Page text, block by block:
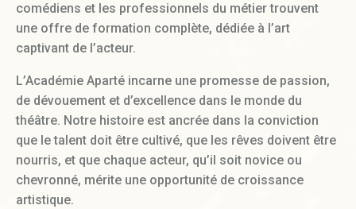
comédiens et les professionnels du métier trouvent
une offre de formation complète, dédiée à l’art
captivant de l’acteur.
L’Académie Aparté incarne une promesse de passion,
de dévouement et d’excellence dans le monde du
théâtre. Notre histoire est ancrée dans la conviction
que le talent doit être cultivé, que les rêves doivent être
nourris, et que chaque acteur, qu’il soit novice ou
chevronné, mérite une opportunité de croissance
artistique.